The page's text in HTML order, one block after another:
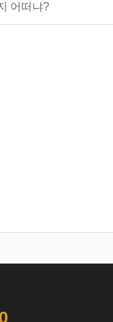
어떠냐?